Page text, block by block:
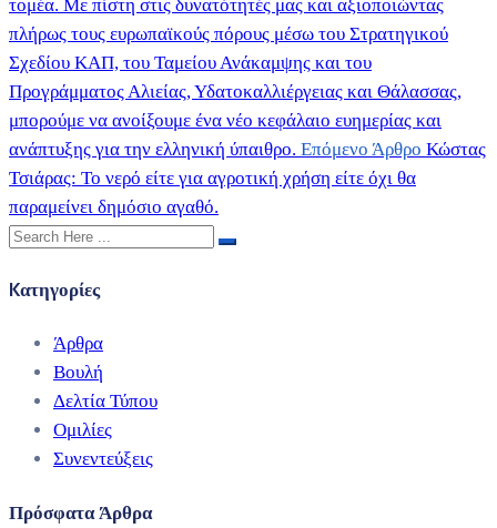
τομέα. Με πίστη στις δυνατότητές μας και αξιοποιώντας
πλήρως τους ευρωπαϊκούς πόρους μέσω του Στρατηγικού
Σχεδίου ΚΑΠ, του Ταμείου Ανάκαμψης και του
Προγράμματος Αλιείας, Υδατοκαλλιέργειας και Θάλασσας,
μπορούμε να ανοίξουμε ένα νέο κεφάλαιο ευημερίας και
ανάπτυξης για την ελληνική ύπαιθρο. Επόμενο Άρθρο Κώστας
Τσιάρας: Το νερό είτε για αγροτική χρήση είτε όχι θα
παραμείνει δημόσιο αγαθό.
Kατηγορίες
Άρθρα
Βουλή
Δελτία Τύπου
Ομιλίες
Συνεντεύξεις
Πρόσφατα Άρθρα